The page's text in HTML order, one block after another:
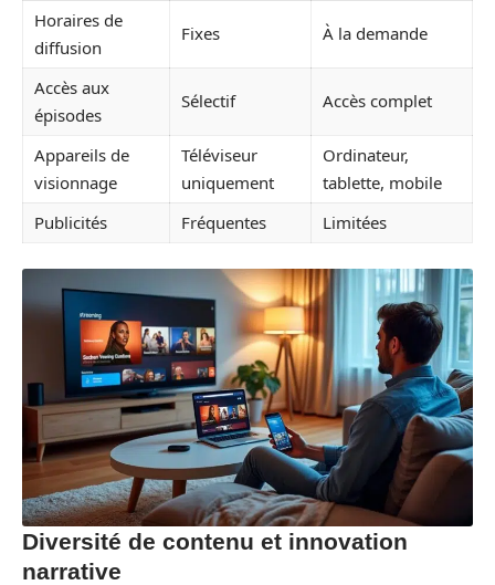
Horaires de
diffusion
Fixes À la demande
Accès aux
épisodes
Sélectif Accès complet
Appareils de
visionnage
Téléviseur
uniquement
Ordinateur,
tablette, mobile
Publicités
Fréquentes Limitées
Diversité de contenu et innovation
narrative